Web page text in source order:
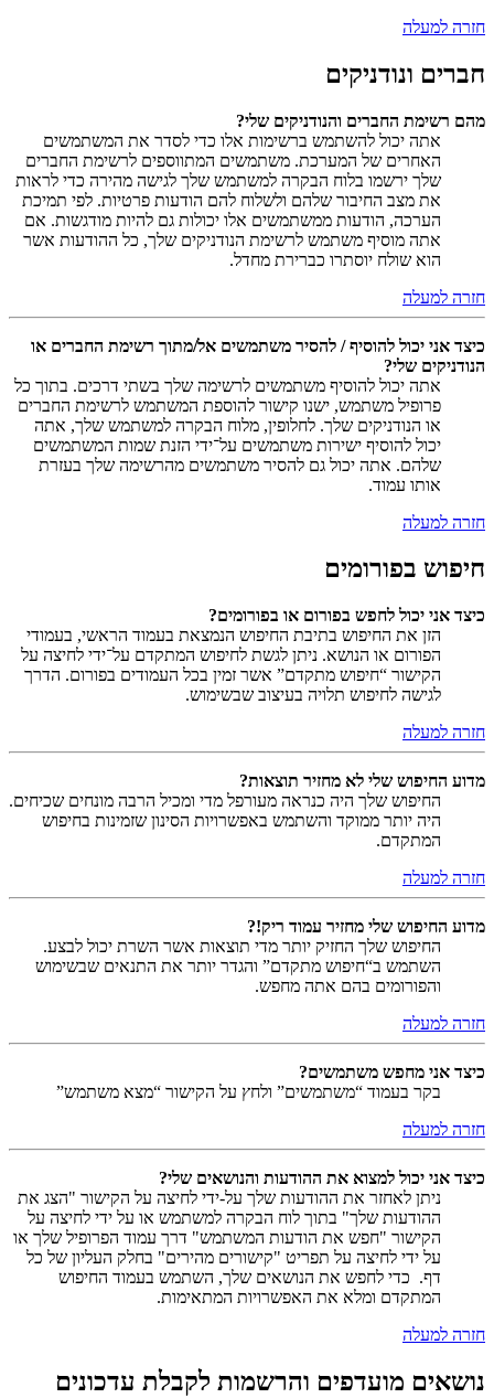
חזרה למעלה
חברים ונודניקים
מהם רשימת החברים והנודניקים שלי?
אתה יכול להשתמש ברשימות אלו כדי לסדר את המשתמשים
האחרים של המערכת. משתמשים המתווספים לרשימת החברים
שלך ירשמו בלוח הבקרה למשתמש שלך לגישה מהירה כדי לראות
את מצב החיבור שלהם ולשלוח להם הודעות פרטיות. לפי תמיכת
הערכה, הודעות ממשתמשים אלו יכולות גם להיות מודגשות. אם
אתה מוסיף משתמש לרשימת הנודניקים שלך, כל ההודעות אשר
הוא שולח יוסתרו כברירת מחדל.
חזרה למעלה
כיצד אני יכול להוסיף / להסיר משתמשים אל/מתוך רשימת החברים או
הנודניקים שלי?
אתה יכול להוסיף משתמשים לרשימה שלך בשתי דרכים. בתוך כל
פרופיל משתמש, ישנו קישור להוספת המשתמש לרשימת החברים
או הנודניקים שלך. לחלופין, מלוח הבקרה למשתמש שלך, אתה
יכול להוסיף ישירות משתמשים על־ידי הזנת שמות המשתמשים
שלהם. אתה יכול גם להסיר משתמשים מהרשימה שלך בעזרת
אותו עמוד.
חזרה למעלה
חיפוש בפורומים
כיצד אני יכול לחפש בפורום או בפורומים?
הזן את החיפוש בתיבת החיפוש הנמצאת בעמוד הראשי, בעמודי
הפורום או הנושא. ניתן לגשת לחיפוש המתקדם על־ידי לחיצה על
הקישור “חיפוש מתקדם” אשר זמין בכל העמודים בפורום. הדרך
לגישה לחיפוש תלויה בעיצוב שבשימוש.
חזרה למעלה
מדוע החיפוש שלי לא מחזיר תוצאות?
החיפוש שלך היה כנראה מעורפל מדי ומכיל הרבה מונחים שכיחים.
היה יותר ממוקד והשתמש באפשרויות הסינון שזמינות בחיפוש
המתקדם.
חזרה למעלה
מדוע החיפוש שלי מחזיר עמוד ריק!?
החיפוש שלך החזיק יותר מדי תוצאות אשר השרת יכול לבצע.
השתמש ב“חיפוש מתקדם” והגדר יותר את התנאים שבשימוש
והפורומים בהם אתה מחפש.
חזרה למעלה
כיצד אני מחפש משתמשים?
בקר בעמוד “משתמשים” ולחץ על הקישור “מצא משתמש”
חזרה למעלה
כיצד אני יכול למצוא את ההודעות והנושאים שלי?
ניתן לאחזר את ההודעות שלך על-ידי לחיצה על הקישור "הצג את
ההודעות שלך" בתוך לוח הבקרה למשתמש או על ידי לחיצה על
הקישור "חפש את הודעות המשתמש" דרך עמוד הפרופיל שלך או
על ידי לחיצה על תפריט "קישורים מהירים" בחלק העליון של כל
דף. כדי לחפש את הנושאים שלך, השתמש בעמוד החיפוש
המתקדם ומלא את האפשרויות המתאימות.
חזרה למעלה
נושאים מועדפים והרשמות לקבלת עדכונים